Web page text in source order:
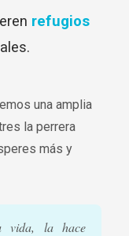
refugios
una amplia
la perrera
más y
vida, la hace